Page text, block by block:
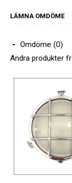
LÄMNA OMDÖME
Omdöme (0)
Andra produkter